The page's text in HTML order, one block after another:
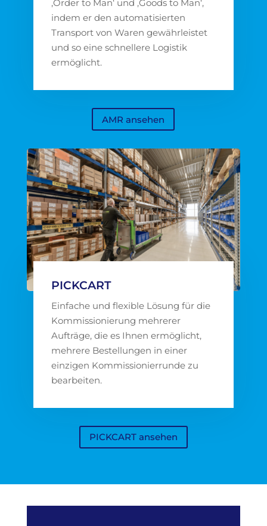
‚Order to Man‘ und ‚Goods to Man‘,
indem er den automatisierten
Transport von Waren gewährleistet
und so eine schnellere Logistik
ermöglicht.
AMR ansehen
PICKCART
Einfache und flexible Lösung für die
Kommissionierung mehrerer
Aufträge, die es Ihnen ermöglicht,
mehrere Bestellungen in einer
einzigen Kommissionierrunde zu
bearbeiten.
PICKCART ansehen